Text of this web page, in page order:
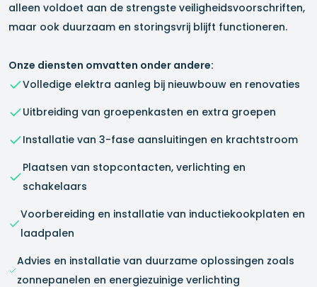
alleen voldoet aan de strengste veiligheidsvoorschriften,
maar ook duurzaam en storingsvrij blijft functioneren.
Onze diensten omvatten onder andere:
Volledige elektra aanleg bij nieuwbouw en renovaties
Uitbreiding van groepenkasten en extra groepen
Installatie van 3-fase aansluitingen en krachtstroom
Plaatsen van stopcontacten, verlichting en
schakelaars
Voorbereiding en installatie van inductiekookplaten en
laadpalen
Advies en installatie van duurzame oplossingen zoals
zonnepanelen en energiezuinige verlichting